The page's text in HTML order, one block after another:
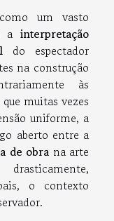
um vasto
a interpretação
do espectador
na construção
às
muitas vezes
uniforme, a
aberto entre a
de obra na arte
o contexto